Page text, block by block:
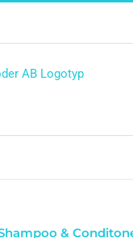
&